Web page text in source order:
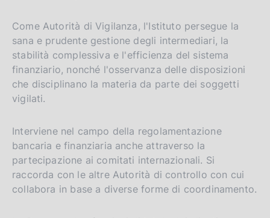
Come Autorità di Vigilanza, l'Istituto persegue la
sana e prudente gestione degli intermediari, la
stabilità complessiva e l'efficienza del sistema
finanziario, nonché l'osservanza delle disposizioni
che disciplinano la materia da parte dei soggetti
vigilati.
Interviene nel campo della regolamentazione
bancaria e finanziaria anche attraverso la
partecipazione ai comitati internazionali. Si
raccorda con le altre Autorità di controllo con cui
collabora in base a diverse forme di coordinamento.